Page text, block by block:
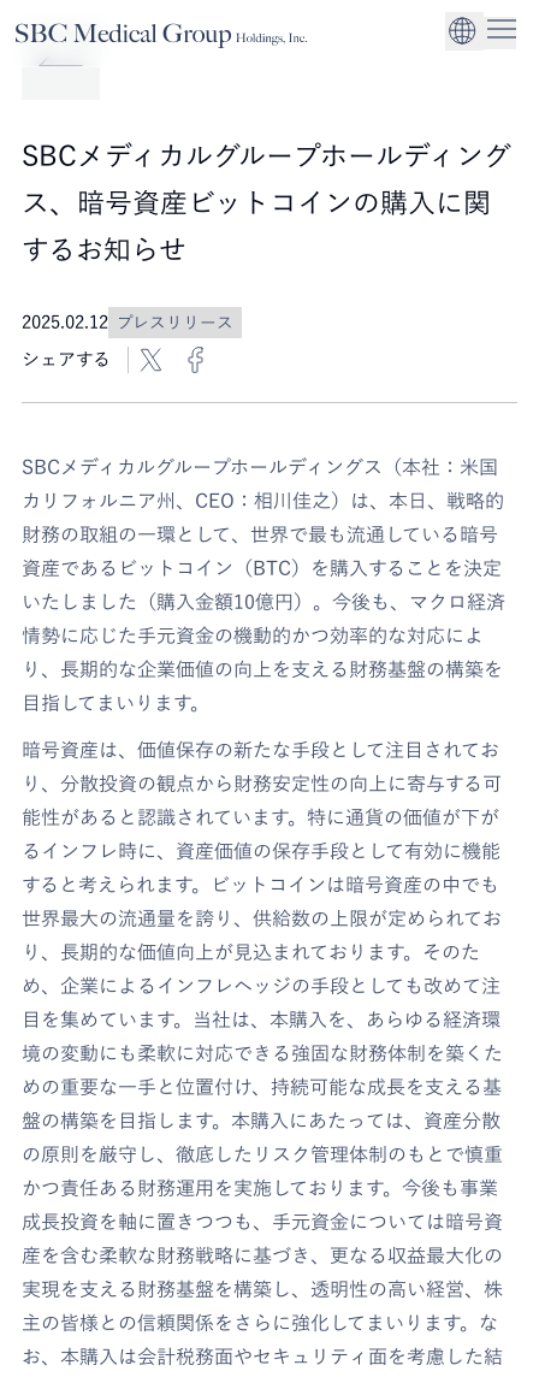
Company
Service
法人事業
Sustainability
ガバナンス
SBCメディカルグループホールディング
ス、暗号資産ビットコインの購入に関
するお知らせ
2025.02.12 プレスリリース
シェアする
SBCメディカルグループホールディングス（本社：米国
カリフォルニア州、CEO：相川佳之）は、本日、戦略的
財務の取組の一環として、世界で最も流通している暗号
資産であるビットコイン（BTC）を購入することを決定
いたしました（購入金額10億円）。今後も、マクロ経済
情勢に応じた手元資金の機動的かつ効率的な対応によ
り、長期的な企業価値の向上を支える財務基盤の構築を
目指してまいります。
暗号資産は、価値保存の新たな手段として注目されてお
り、分散投資の観点から財務安定性の向上に寄与する可
能性があると認識されています。特に通貨の価値が下が
るインフレ時に、資産価値の保存手段として有効に機能
すると考えられます。ビットコインは暗号資産の中でも
世界最大の流通量を誇り、供給数の上限が定められてお
り、長期的な価値向上が見込まれております。そのた
め、企業によるインフレヘッジの手段としても改めて注
目を集めています。当社は、本購入を、あらゆる経済環
境の変動にも柔軟に対応できる強固な財務体制を築くた
めの重要な一手と位置付け、持続可能な成長を支える基
盤の構築を目指します。本購入にあたっては、資産分散
の原則を厳守し、徹底したリスク管理体制のもとで慎重
かつ責任ある財務運用を実施しております。今後も事業
成長投資を軸に置きつつも、手元資金については暗号資
産を含む柔軟な財務戦略に基づき、更なる収益最大化の
実現を支える財務基盤を構築し、透明性の高い経営、株
主の皆様との信頼関係をさらに強化してまいります。な
お、本購入は会計税務面やセキュリティ面を考慮した結